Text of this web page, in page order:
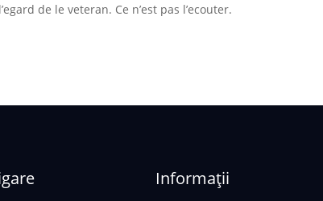
de le veteran. Ce n’est pas l’ecouter.
Informații